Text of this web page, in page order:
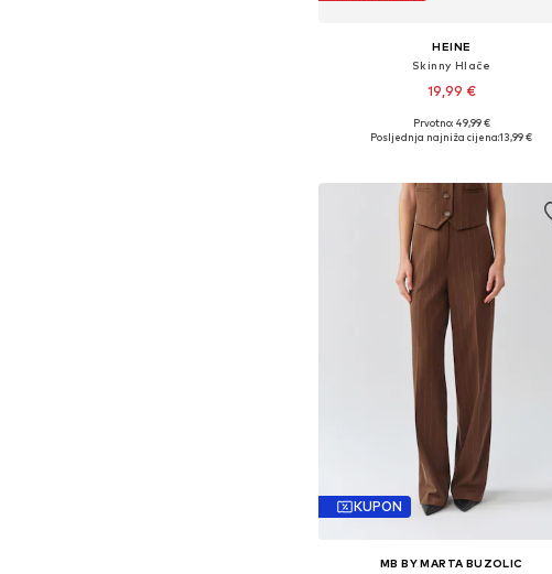
HEINE
Skinny Hlače
19,99 €
Dostupno u više veličina
Prvotno: 49,99 €
Posljednja najniža cijena:13,99 €
KUPON
MB BY MARTA BUZOLIC